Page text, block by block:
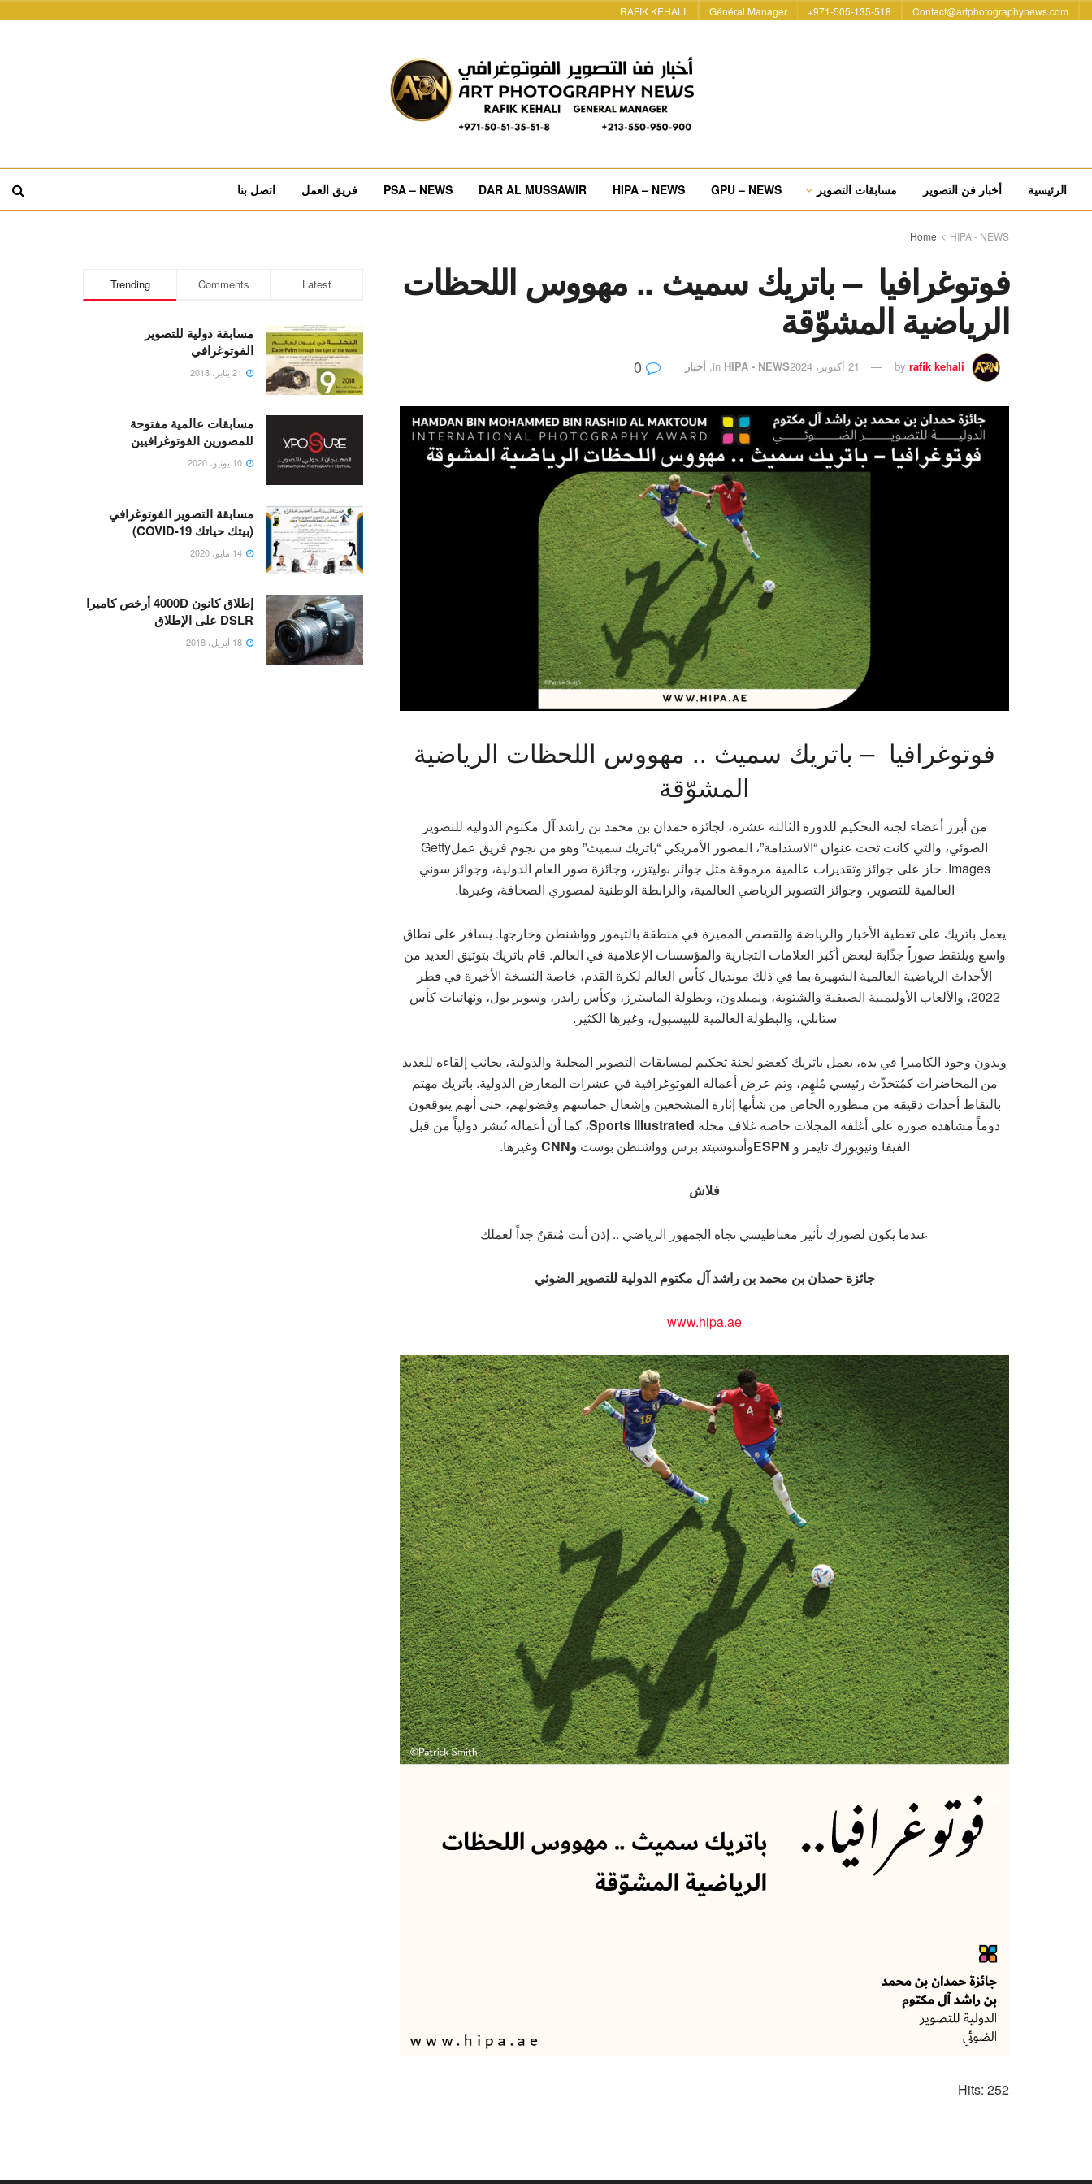
Contact@artphotographynews.com
971-505-135-518+
Général Manager
RAFIK KEHALI
الرئيسية أخبار فن التصوير مسابقات التصوير GPU – NEWS
HIPA – NEWS
DAR AL MUSSAWIR
PSA – NEWS فريق العمل اتصل بنا
Home HIPA - NEWS
فوتوغرافيا – باتريك سميث .. مهووس اللحظات
الرياضية المشوّقة
by rafik kehali 21 أكتوبر، 2024 in HIPA - NEWS
, أخبار
فوتوغرافيا – باتريك سميث .. مهووس اللحظات الرياضية
المشوّقة
من أبرز أعضاء لجنة التحكيم للدورة الثالثة عشرة، لجائزة حمدان بن محمد بن راشد آل مكتوم الدولية للتصوير
الضوئي، والتي كانت تحت عنوان “الاستدامة”، المصور الأمريكي “باتريك سميث” وهو من نجوم فريق عملGetty
Images. حاز على جوائز وتقديرات عالمية مرموقة مثل جوائز بوليتزر، وجائزة صور العام الدولية، وجوائز سوني
العالمية للتصوير، وجوائز التصوير الرياضي العالمية، والرابطة الوطنية لمصوري الصحافة، وغيرها.
يعمل باتريك على تغطية الأخبار والرياضة والقصص المميزة في منطقة بالتيمور وواشنطن وخارجها. يسافر على نطاق
واسع ويلتقط صوراً جذّابة لبعض أكبر العلامات التجارية والمؤسسات الإعلامية في العالم. قام باتريك بتوثيق العديد من
الأحداث الرياضية العالمية الشهيرة بما في ذلك مونديال كأس العالم لكرة القدم، خاصة النسخة الأخيرة في قطر
2022، والألعاب الأوليمبية الصيفية والشتوية، ويمبلدون، وبطولة الماسترز، وكأس رايدر، وسوبر بول، ونهائيات كأس
ستانلي، والبطولة العالمية للبيسبول، وغيرها الكثير.
وبدون وجود الكاميرا في يده، يعمل باتريك كعضو لجنة تحكيم لمسابقات التصوير المحلية والدولية، بجانب إلقاءه للعديد
من المحاضرات كمُتحدِّث رئيسي مُلهِم، وتم عرض أعماله الفوتوغرافية في عشرات المعارض الدولية. باتريك مهتم
بالتقاط أحداث دقيقة من منظوره الخاص من شأنها إثارة المشجعين وإشعال حماسهم وفضولهم، حتى أنهم يتوقعون
دوماً مشاهدة صوره على أغلفة المجلات خاصة غلاف مجلة Sports Illustrated، كما أن أعماله تُنشر دولياً من قبل
الفيفا ونيويورك تايمز و ESPNوأسوشيتد برس وواشنطن بوستوCNN وغيرها.
فلاش
عندما يكون لصورك تأثير مغناطيسي تجاه الجمهور الرياضي .. إذن أنت مُتقنٌ جداً لعملك
جائزة حمدان بن محمد بن راشد آل مكتوم الدولية للتصوير الضوئي
www.hipa.ae
Hits: 252
Trending Comments Latest
مسابقة دولية للتصوير
الفوتوغرافي
مسابقات عالمية مفتوحة
للمصورين الفوتوغرافيين
مسابقة التصوير الفوتوغرافي
(بيتك حياتك COVID-19)
إطلاق كانون 4000D أرخص كاميرا
DSLR على الإطلاق